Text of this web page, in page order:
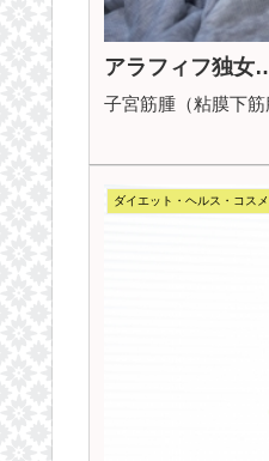
アラフィフ独女
子宮筋腫（粘膜下
ダイエット・ヘルス・コスメ